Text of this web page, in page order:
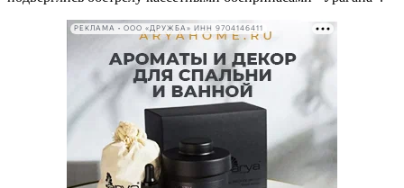
РЕКЛАМА • ООО «ДРУЖБА» ИНН 9704146411